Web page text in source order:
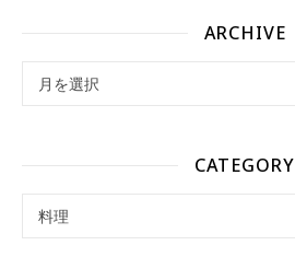
ARCHIVE
CATEGORY